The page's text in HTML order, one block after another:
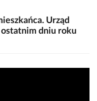
Urząd
dniu roku